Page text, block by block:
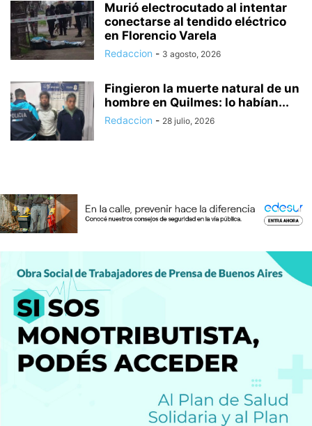
Murió electrocutado al intentar
conectarse al tendido eléctrico
en Florencio Varela
Redaccion - 3 agosto, 2026
Fingieron la muerte natural de un
hombre en Quilmes: lo habían...
Redaccion - 28 julio, 2026